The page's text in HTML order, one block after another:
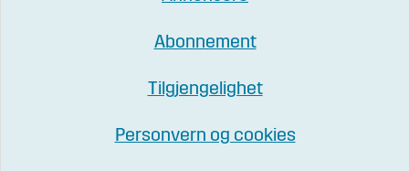
Abonnement
Tilgjengelighet
Personvern og cookies